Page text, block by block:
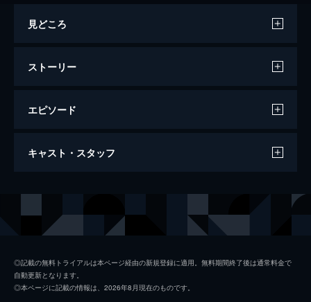
見どころ
ストーリー
エピソード
わたしは金正男を殺してない
キャスト・スタッフ
ブレイク・ニーリー
◎記載の無料トライアルは本ページ経由の新規登録に適用。無料期間終了後は通常料金で
自動更新となります。
◎本ページに記載の情報は、2026年8月現在のものです。